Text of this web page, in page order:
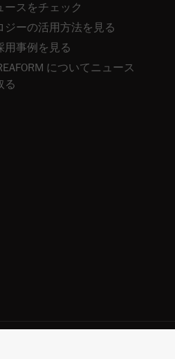
ースをチェック
ジーの活用方法を見る
用事例を見る
についてニュース
る